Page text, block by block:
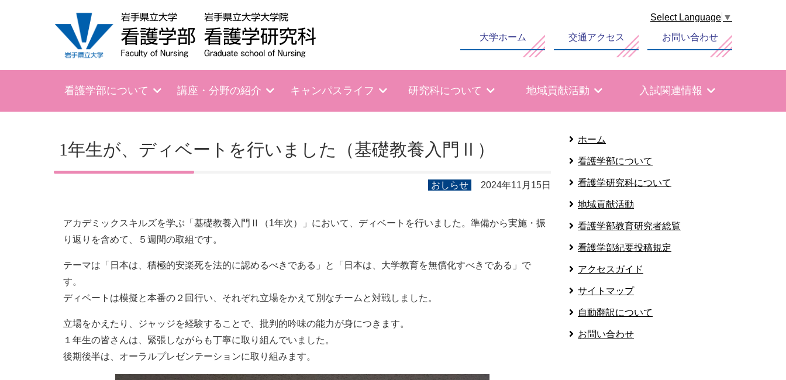
Select Language ▼
大学ホーム
交通アクセス お問い合わせ
看護学部について 講座・分野の紹介 キャンパスライフ 研究科について 地域貢献活動 入試関連情報
1年生が、ディベートを行いました（基礎教養入門Ⅱ）
おしらせ 2024年11月15日
アカデミックスキルズを学ぶ「基礎教養入門Ⅱ（1年次）」において、ディベートを行いました。準備から実施・振
り返りを含めて、５週間の取組です。
テーマは「日本は、積極的安楽死を法的に認めるべきである」と「日本は、大学教育を無償化すべきである」で
す。
ディベートは模擬と本番の２回行い、それぞれ立場をかえて別なチームと対戦しました。
立場をかえたり、ジャッジを経験することで、批判的吟味の能力が身につきます。
１年生の皆さんは、緊張しながらも丁寧に取り組んでいました。
後期後半は、オーラルプレゼンテーションに取り組みます。
ホーム
看護学部について
看護学研究科について
地域貢献活動
看護学部教育研究者総覧
看護学部紀要投稿規定
アクセスガイド
サイトマップ
自動翻訳について
お問い合わせ